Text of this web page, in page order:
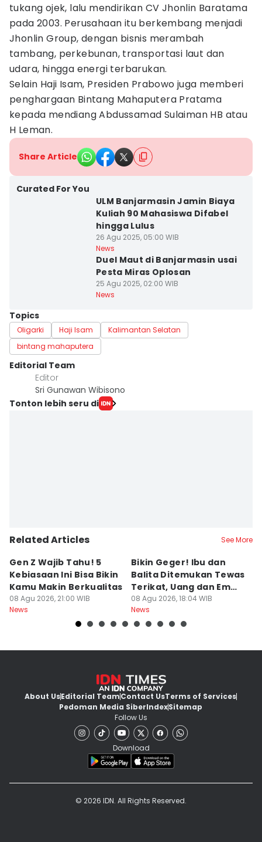
tukang ojek, lalu mendirikan CV Jhonlin Baratama
pada 2003. Perusahaan itu berkembang menjadi
Jhonlin Group, dengan bisnis merambah
tambang, perkebunan, transportasi laut dan
udara, hingga energi terbarukan.
Selain Haji Isam, Presiden Prabowo juga memberi
penghargaan Bintang Mahaputera Pratama
kepada mendiang Abdussamad Sulaiman HB atau
H Leman.
Share Article
Curated For You
ULM Banjarmasin Jamin Biaya
Kuliah 90 Mahasiswa Difabel
hingga Lulus
26 Agu 2025, 05:00 WIB
News
Duel Maut di Banjarmasin usai
Pesta Miras Oplosan
25 Agu 2025, 02:00 WIB
News
Topics
Oligarki Haji Isam
Kalimantan Selatan
bintang mahaputera
Editorial Team
Editor
Sri Gunawan Wibisono
Tonton lebih seru di
Related Articles See More
Gen Z Wajib Tahu! 5
Kebiasaan Ini Bisa Bikin
Kamu Makin Berkualitas
08 Agu 2026, 21:00 WIB
News
Bikin Geger! Ibu dan
Balita Ditemukan Tewas
Terikat, Uang dan Emas
Hilang
08 Agu 2026, 18:04 WIB
News
About UsEditorial TeamContact UsTerms of Services
Pedoman Media SiberIndexSitemap
Follow Us
Download
© 2026 IDN. All Rights Reserved.